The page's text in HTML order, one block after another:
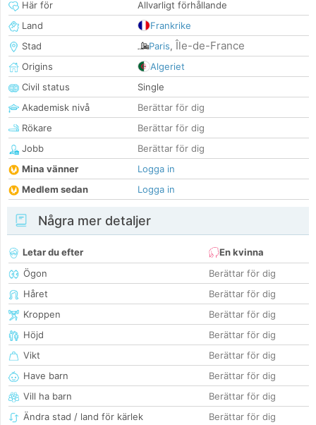
Här för
Allvarligt förhållande
Land
Frankrike
Stad
Paris, Île-de-France
Origins
Algeriet
Civil status
Single
Akademisk nivå
Berättar för dig
Rökare
Berättar för dig
Jobb
Berättar för dig
Mina vänner
Logga in
Medlem sedan
Logga in
Några mer detaljer
Letar du efter
En kvinna
Ögon
Berättar för dig
Håret
Berättar för dig
Kroppen
Berättar för dig
Höjd
Berättar för dig
Vikt
Berättar för dig
Have barn
Berättar för dig
Vill ha barn
Berättar för dig
Ändra stad / land för kärlek
Berättar för dig